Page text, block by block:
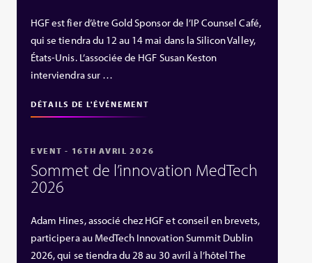
HGF est fier d’être Gold Sponsor de l’IP Counsel Café,
qui se tiendra du 12 au 14 mai dans la Silicon Valley,
États‑Unis. L’associée de HGF Susan Keston
interviendra sur …
DÉTAILS DE L'ÉVÉNEMENT
EVENT - 16TH AVRIL 2026
Sommet de l’innovation MedTech
2026
Adam Hines, associé chez HGF et conseil en brevets,
participera au MedTech Innovation Summit Dublin
2026, qui se tiendra du 28 au 30 avril à l’hôtel The